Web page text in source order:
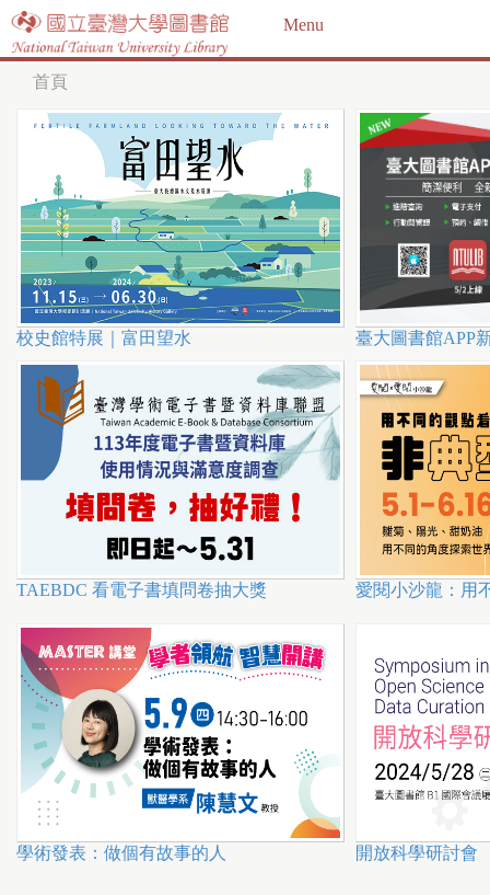
Jump to navigation
Menu
您
這
裡
首頁
校史館特展｜富田望水 臺大圖書館APP
TAEBDC 看電子書填問卷抽大獎 愛閱小沙龍：用
學術發表：做個有故事的人 開放科學研討會